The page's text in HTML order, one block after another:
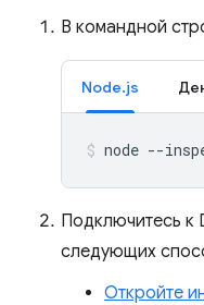
В командной
Node.js
node --
Подключитесь к
следующих
Откройте